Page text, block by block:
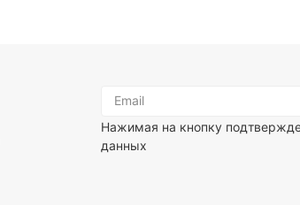
Нажимая на кнопку
данных